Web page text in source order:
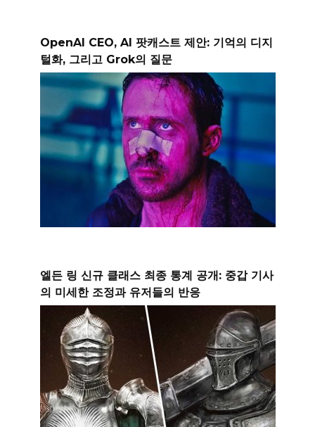
OpenAI CEO, AI 팟캐스트 제안: 기억의 디지
털화, 그리고 Grok의 질문
엘든 링 신규 클래스 최종 통계 공개: 중갑 기사
의 미세한 조정과 유저들의 반응